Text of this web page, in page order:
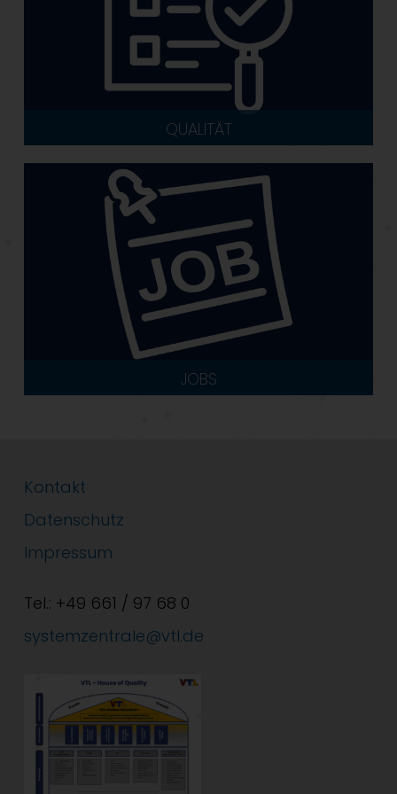
QUALITÄT
JOBS
Kontakt
Datenschutz
Impressum
Tel.: +49 661 / 97 68 0
systemzentrale@vtl.de